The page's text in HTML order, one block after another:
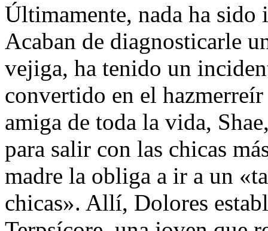
Últimamente, nada ha
Acaban de diagnosticarle
vejiga, ha tenido un
convertido en el
amiga de toda la vida,
para salir con las chicas
madre la obliga a ir a un
chicas». Allí, Dolores